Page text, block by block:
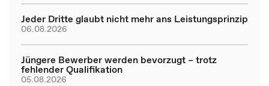
Jeder Dritte glaubt nicht mehr ans Leistungsprinzip
06.08.2026
Jüngere Bewerber werden bevorzugt – trotz
fehlender Qualifikation
05.08.2026